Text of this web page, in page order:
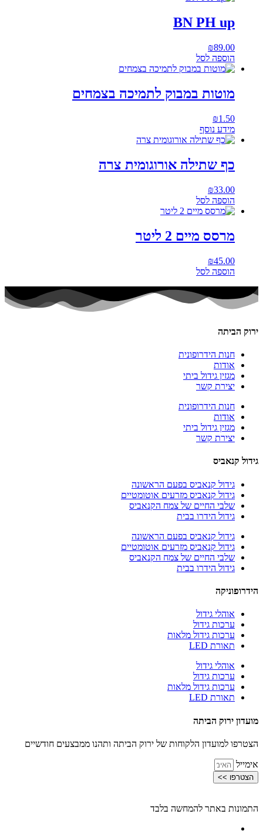
BN PH up
₪89.00
הוספה לסל
מוטות במבוק לתמיכה בצמחים
₪1.50
מידע נוסף
כף שתילה אורוגומית צרה
₪33.00
הוספה לסל
מרסס מיים 2 ליטר
₪45.00
הוספה לסל
ירוק הביתה
חנות הידרופונית
אודות
מגזין גידול ביתי
יצירת קשר
חנות הידרופונית
אודות
מגזין גידול ביתי
יצירת קשר
גידול קנאביס
גידול קנאביס בפעם הראשונה
גידול קנאביס מזרעים אוטומטיים
שלבי החיים של צמח הקנאביס
גידול הידרו בבית
גידול קנאביס בפעם הראשונה
גידול קנאביס מזרעים אוטומטיים
שלבי החיים של צמח הקנאביס
גידול הידרו בבית
הידרופוניקה
אוהלי גידול
ערכות גידול
ערכות גידול מלאות
תאורת LED
אוהלי גידול
ערכות גידול
ערכות גידול מלאות
תאורת LED
מועדון ירוק הביתה
הצטרפו למועדון הלקוחות של ירוק הביתה ותהנו ממבצעים חודשיים
אימייל
הצטרפו >>
התמונות באתר להמחשה בלבד